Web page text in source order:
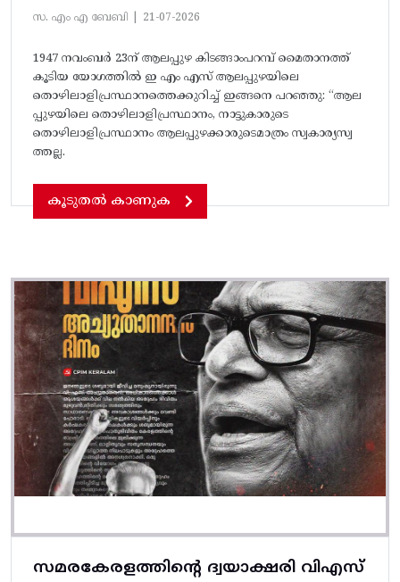
സ. എം എ ബേബി | 21-07-2026
1947 നവംബർ 23ന് ആലപ്പുഴ കിടങ്ങാംപറമ്പ്‌ മൈതാനത്ത്‌
കൂടിയ യോഗത്തിൽ ഇ എം എസ് ആലപ്പുഴയിലെ
തൊഴിലാളിപ്രസ്ഥാനത്തെക്കുറിച്ച് ഇങ്ങനെ പറഞ്ഞു: “ആല
പ്പുഴയിലെ തൊഴിലാളിപ്രസ്ഥാനം, നാട്ടുകാരുടെ
തൊഴിലാളിപ്രസ്ഥാനം ആലപ്പുഴക്കാരുടെമാത്രം സ്വകാര്യസ്വ
ത്തല്ല.
കൂടുതൽ കാണുക
സമരകേരളത്തിൻ്റെ ദ്വയാക്ഷരി വിഎസ്